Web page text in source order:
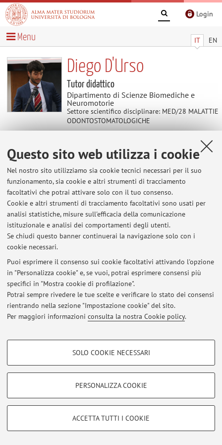
Questo sito web utilizza i cookie
Nel nostro sito utilizziamo sia cookie tecnici necessari per il suo
funzionamento, sia cookie e altri strumenti di tracciamento
facoltativi che potrai attivare solo con il tuo consenso.
Cookie e altri strumenti di tracciamento facoltativi sono usati per
analisi statistiche, misure sull'efficacia della comunicazione
istituzionale e analisi dei comportamenti degli utenti.
Se chiudi questo banner continuerai la navigazione solo con i
cookie necessari.
Puoi esprimere il consenso sui cookie facoltativi attivando l'opzione
in "Personalizza cookie" e, se vuoi, potrai esprimere consensi più
specifici in "Mostra cookie di profilazione".
Potrai sempre rivedere le tue scelte e verificare lo stato dei consensi
rientrando nella sezione "Impostazione cookie" del sito.
Per maggiori informazioni consulta la nostra Cookie policy.
COOKIE DI PROFILAZIONE - FACOLTATIVI
COOKIE TECNICI - NECESSARI
Si tratta di cookie tecnici utilizzati, a titolo esemplificativo, per il corretto
SOLO COOKIE NECESSARI
PERSONALIZZA COOKIE
ACCETTA TUTTI I COOKIE
Login
IT EN
Menu
Diego D'Urso
Tutor didattico
Dipartimento di Scienze Biomediche e
Neuromotorie
Settore scientifico disciplinare: MED/28 MALATTIE
ODONTOSTOMATOLOGICHE
Didattica
Attività
Anno Accademico
Non sono presenti attività didattiche per l'A.A. 2026-2027
Ultimi avvisi
Al momento non sono presenti avvisi.
Accedi tramiteloginper gestire tutti i contenuti del sito.
© 2026 - ALMA MATER STUDIORUM - Università di Bologna - Via
|Note legali |Impostazioni Cookie